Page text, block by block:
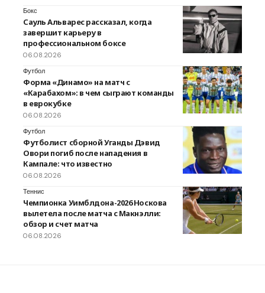
Бокс
Сауль Альварес рассказал, когда
завершит карьеру в
профессиональном боксе
06.08.2026
Футбол
Форма «Динамо» на матч с
«Карабахом»: в чем сыграют команды
в еврокубке
06.08.2026
Футбол
Футболист сборной Уганды Дэвид
Овори погиб после нападения в
Кампале: что известно
06.08.2026
Теннис
Чемпионка Уимблдона-2026 Носкова
вылетела после матча с Макнэлли:
обзор и счет матча
06.08.2026